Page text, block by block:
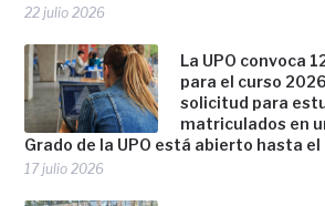
22 julio 2026
La UPO convoca
para el curso
solicitud para
matriculados en
Grado de la UPO está abierto hasta
17 julio 2026